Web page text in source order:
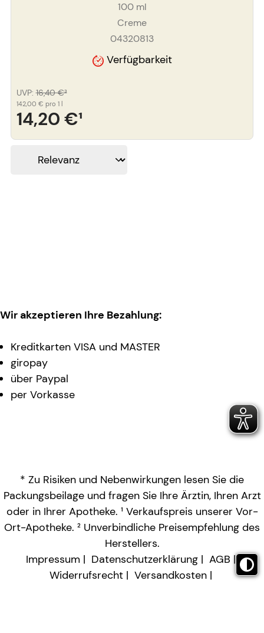
100ml
Creme
04320813
Verfügbarkeit
14,20 €¹
UVP: 16,40 €³
142,00 € pro 1 l
Wir akzeptieren Ihre Bezahlung:
Kreditkarten VISA und MASTER
giropay
über Paypal
per Vorkasse
* Zu Risiken und Nebenwirkungen lesen Sie die
Packungsbeilage und fragen Sie Ihre Ärztin, Ihren Arzt
oder in Ihrer Apotheke. ¹ Verkaufspreis unserer Vor-
Ort-Apotheke. ² Unverbindliche Preisempfehlung des
Herstellers.
Impressum
Datenschutzerklärung
AGB
Widerrufsrecht
Versandkosten